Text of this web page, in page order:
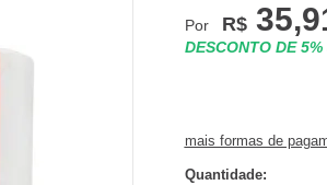
Por R$
DESCONTO DE 5%
mais formas de
Quantidade: